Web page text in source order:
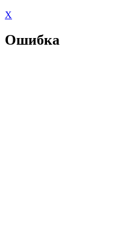
X
Ошибка